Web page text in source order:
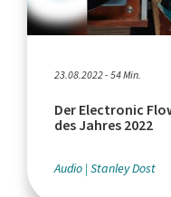
23.08.2022 - 54 Min.
Der Electronic
des Jahres 2022
Audio Stanley Dost